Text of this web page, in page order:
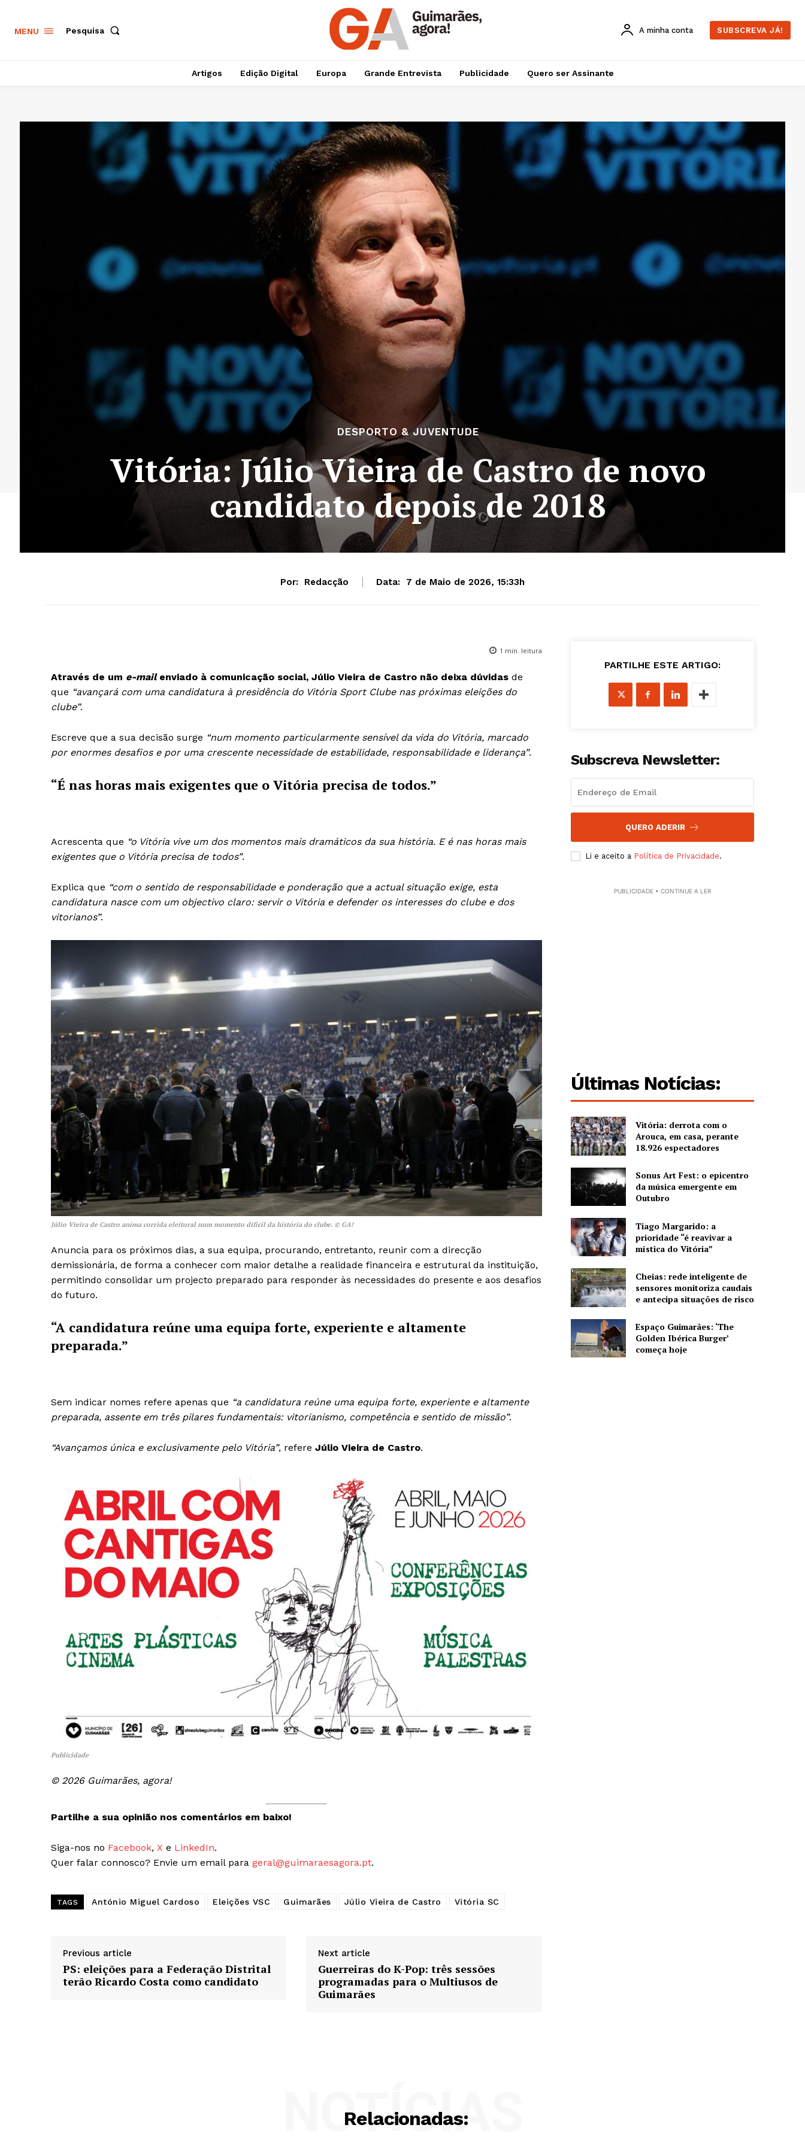
Guimarães, agora!
Institucional
Edição Digital
Quero ser Assinante
MENU Pesquisa A minha conta SUBSCREVA JÁ!
Artigos Edição Digital Europa Grande Entrevista Publicidade Quero ser Assinante
DESPORTO & JUVENTUDE
Vitória: Júlio Vieira de Castro de novo
candidato depois de 2018
Por: Redacção Data: 7 de Maio de 2026, 15:33h
1 min. leitura
Através de um e-mailenviado à comunicação social, Júlio Vieira de Castro não deixa dúvidas de
que “avançará com uma candidatura à presidência do Vitória Sport Clube nas próximas eleições do
clube”.
Escreve que a sua decisão surge “num momento particularmente sensível da vida do Vitória, marcado
por enormes desafios e por uma crescente necessidade de estabilidade, responsabilidade e liderança”.
“É nas horas mais exigentes que o Vitória precisa de todos.”
Acrescenta que “o Vitória vive um dos momentos mais dramáticos da sua história. E é nas horas mais
exigentes que o Vitória precisa de todos”.
Explica que “com o sentido de responsabilidade e ponderação que a actual situação exige, esta
candidatura nasce com um objectivo claro: servir o Vitória e defender os interesses do clube e dos
vitorianos”.
Júlio Vieira de Castro anima corrida eleitoral num momento difícil da história do clube. © GA!
Anuncia para os próximos dias, a sua equipa, procurando, entretanto, reunir com a direcção
demissionária, de forma a conhecer com maior detalhe a realidade financeira e estrutural da instituição,
permitindo consolidar um projecto preparado para responder às necessidades do presente e aos desafios
do futuro.
“A candidatura reúne uma equipa forte, experiente e altamente
preparada.”
Sem indicar nomes refere apenas que “a candidatura reúne uma equipa forte, experiente e altamente
preparada, assente em três pilares fundamentais: vitorianismo, competência e sentido de missão”.
“Avançamos única e exclusivamente pelo Vitória”, refere Júlio Vieira de Castro.
Publicidade
© 2026 Guimarães, agora!
Partilhe a sua opinião nos comentários em baixo!
Siga-nos no Facebook, X e LinkedIn.
Quer falar connosco? Envie um email para geral@guimaraesagora.pt.
TAGS António Miguel Cardoso Eleições VSC Guimarães Júlio Vieira de Castro Vitória SC
Previous article
PS: eleições para a Federação Distrital
terão Ricardo Costa como candidato
Next article
Guerreiras do K-Pop: três sessões
programadas para o Multiusos de
Guimarães
PARTILHE ESTE ARTIGO:
Subscreva Newsletter:
QUERO ADERIR
Li e aceito a Política de Privacidade.
PUBLICIDADE • CONTINUE A LER
Últimas Notícias:
Vitória: derrota com o
Arouca, em casa, perante
18.926 espectadores
Sonus Art Fest: o epicentro
da música emergente em
Outubro
Tiago Margarido: a
prioridade “é reavivar a
mística do Vitória”
Cheias: rede inteligente de
sensores monitoriza caudais
e antecipa situações de risco
Espaço Guimarães: ‘The
Golden Ibérica Burger’
começa hoje
Relacionadas:
NOTÍCIAS